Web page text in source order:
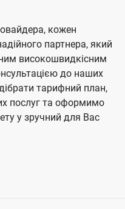
кожен
партнера, який
високошвидкісним
до наших
тарифний план,
послуг та оформимо
у зручний для Вас